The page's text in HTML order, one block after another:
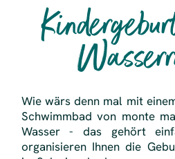
Wie wärs denn mal mit
Schwimmbad von monte
Wasser - das gehört
organisieren Ihnen die